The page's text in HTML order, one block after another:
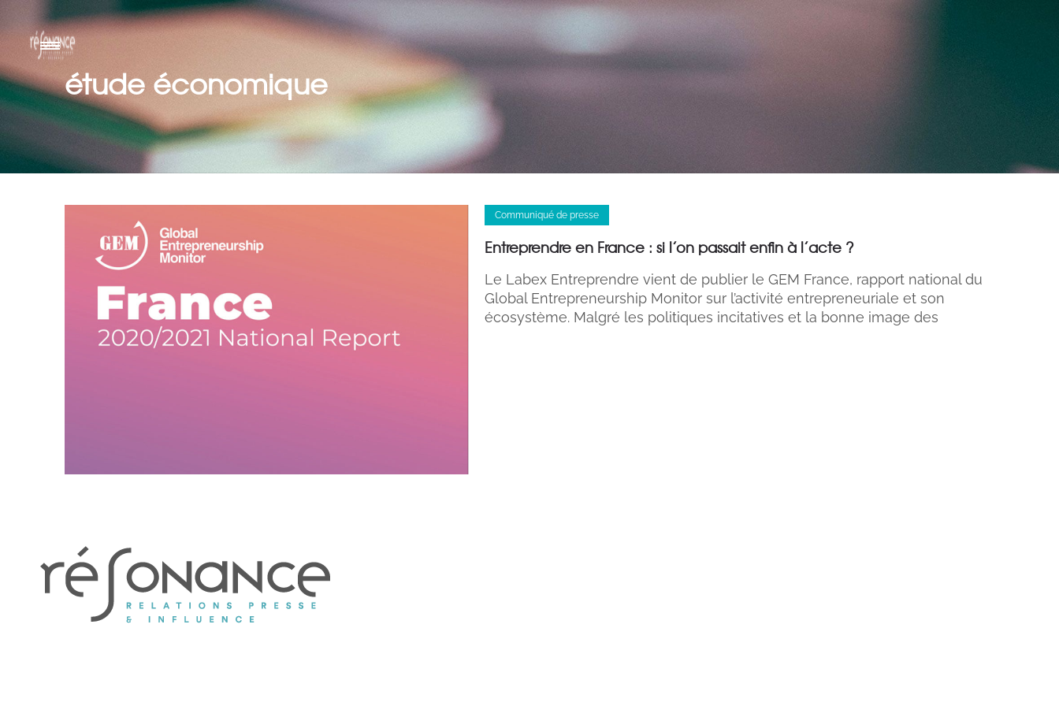
étude économique
Communiqué de presse
Entreprendre en France : si l’on passait enfin à l’acte ?
Le Labex Entreprendre vient de publier le GEM France, rapport national du
Global Entrepreneurship Monitor sur l’activité entrepreneuriale et son
écosystème. Malgré les politiques incitatives et la bonne image des